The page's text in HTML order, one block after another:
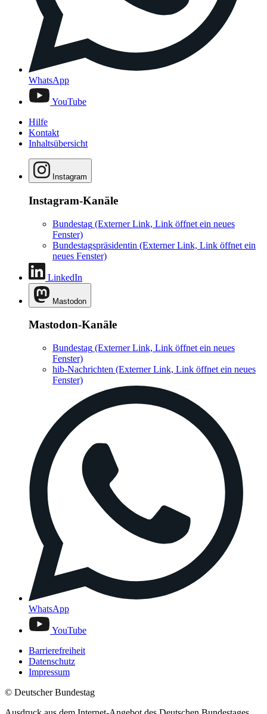
WhatsApp
YouTube
Hilfe
Kontakt
Inhaltsübersicht
Instagram
Instagram-Kanäle
Bundestag (Externer Link, Link öffnet ein neues
Fenster)
Bundestagspräsidentin (Externer Link, Link öffnet ein
neues Fenster)
LinkedIn
Mastodon
Mastodon-Kanäle
Bundestag (Externer Link, Link öffnet ein neues
Fenster)
hib-Nachrichten (Externer Link, Link öffnet ein neues
Fenster)
WhatsApp
YouTube
Barrierefreiheit
Datenschutz
Impressum
© Deutscher Bundestag